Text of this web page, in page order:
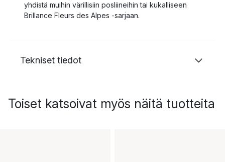
yhdistä muihin värillisiin posliineihin tai kukalliseen
Brillance Fleurs des Alpes -sarjaan.
Tekniset tiedot
Toiset katsoivat myös näitä tuotteita